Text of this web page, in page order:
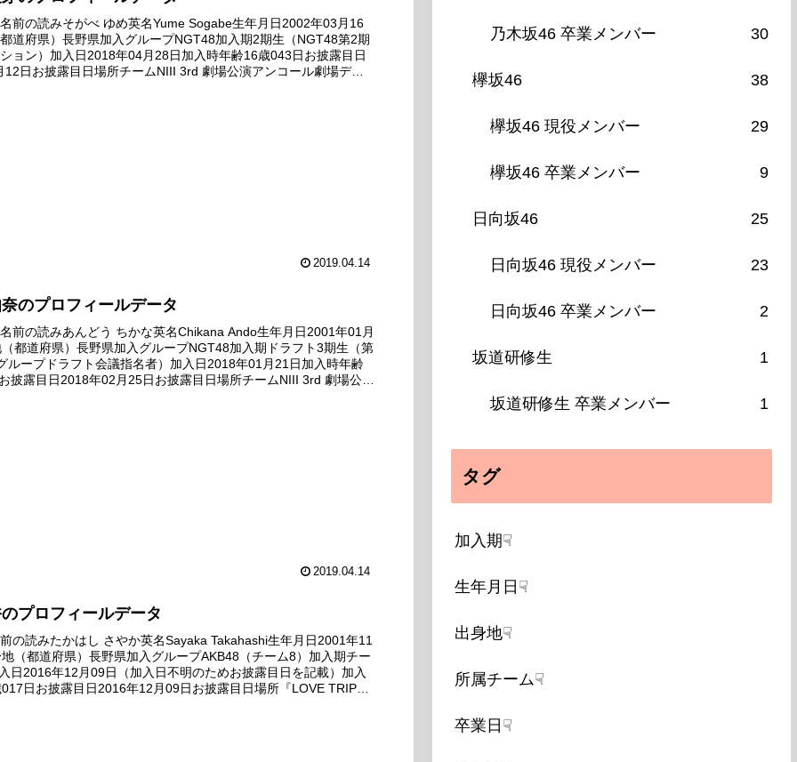
前の読みそがべ ゆめ英名Yume Sogabe生年月日2002年03月16
道府県）長野県加入グループNGT48加入期2期生（NGT48第2期
ョン）加入日2018年04月28日加入時年齢16歳043日お披露目日
日お披露目日場所チームNIII 3rd 劇場公演アンコール劇場デビ
2019.04.14
のプロフィールデータ
前の読みあんどう ちかな英名Chikana Ando生年月日2001年01月
都道府県）長野県加入グループNGT48加入期ドラフト3期生（第
ループドラフト会議指名者）加入日2018年01月21日加入時年齢
披露目日2018年02月25日お披露目日場所チームNIII 3rd 劇場公演
2019.04.14
プロフィールデータ
の読みたかはし さやか英名Sayaka Takahashi生年月日2001年11
（都道府県）長野県加入グループAKB48（チーム8）加入期チー
日2016年12月09日（加入日不明のためお披露目日を記載）加入
日お披露目日2016年12月09日お披露目日場所『LOVE TRIP／
乃木坂46 卒業メンバー 30
欅坂46 38
欅坂46 現役メンバー 29
欅坂46 卒業メンバー 9
日向坂46 25
日向坂46 現役メンバー 23
日向坂46 卒業メンバー 2
坂道研修生 1
坂道研修生 卒業メンバー 1
タグ
加入期☟
生年月日☟
出身地☟
所属チーム☟
卒業日☟